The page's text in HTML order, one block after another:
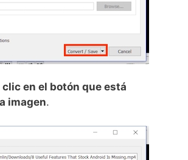
clic en el botón que está
imagen.